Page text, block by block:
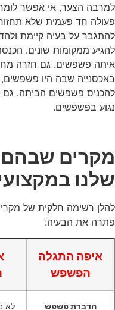
למרבה הצער, אי אפשר
פעולה חד פעמית שלא
להתגבר על בעיה קיימת
להגיע ממקומות שונים.
איתה פשפשים. גם חזרה
באכסנייה שבה היו פשפשים,
להכניס פשפשים הביתה. גם
נגוע בפשפשים.
מקרים שבהם
שלנו
להלן רשימה חלקית של
פתרה את הבעיה:
איפה התגלה
הפשפש
הדברת פשפש
לא